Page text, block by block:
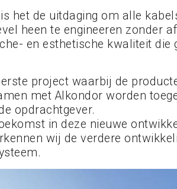
het de uitdaging om alle
heen te engineeren zonder
en esthetische kwaliteit die
project waarbij de
met Alkondor worden
opdrachtgever.
in deze nieuwe
wij de verdere